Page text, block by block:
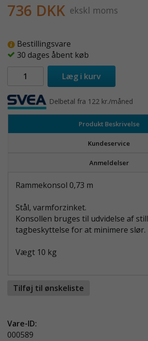
736 DKK ekskl moms
Bestillingsvare
30 dages åbent køb
Læg i kurv
Delbetal fra 122 kr./måned
Produkt Beskrivelse
Kundeservice
Anmeldelser
Rammekonsol 0,73 m
Stål, varmforzinket.
Konsollen bruges til udvidelse af
tagbeskyttelse for at minimere slør.
Vægt 10 kg
Tilføj til ønskeliste
Vare-ID:
000589